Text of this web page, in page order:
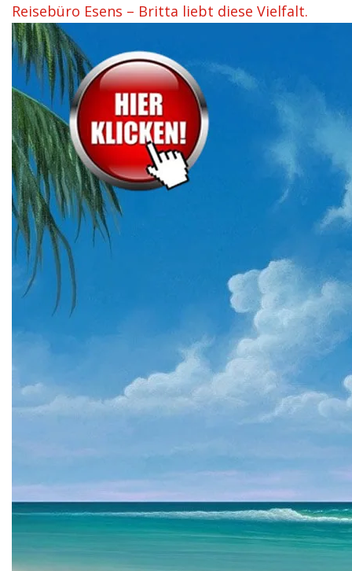
Reisebüro Esens – Britta liebt diese Vielfalt.